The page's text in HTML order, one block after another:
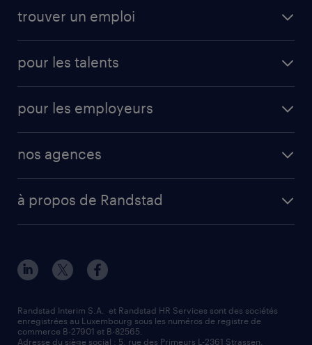
trouver un emploi
pour les talents
pour les employeurs
nos agences
à propos de Randstad
Randstad Interim S.A. et Randstad HR Services sont des sociétés
enregistrées au Luxembourg sous les numéros de registre de
commerce B-27901 et B-82565.
Adresse du siège social : 5, rue des Primeurs L-2361 Strassen.